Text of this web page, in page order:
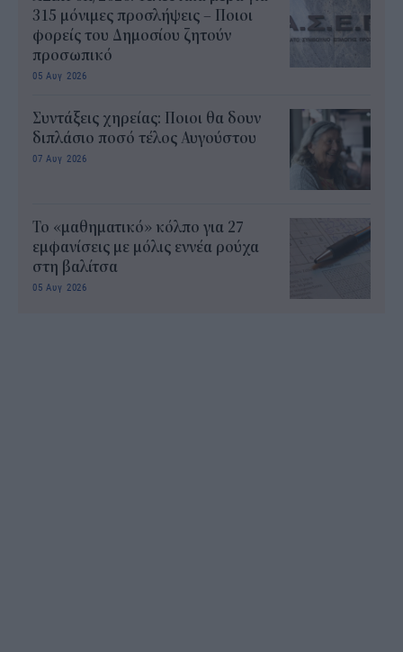
315 μόνιμες προσλήψεις – Ποιοι
φορείς του Δημοσίου ζητούν
προσωπικό
05 Αυγ 2026
Συντάξεις χηρείας: Ποιοι θα δουν
διπλάσιο ποσό τέλος Αυγούστου
07 Αυγ 2026
Το «μαθηματικό» κόλπο για 27
εμφανίσεις με μόλις εννέα ρούχα
στη βαλίτσα
05 Αυγ 2026